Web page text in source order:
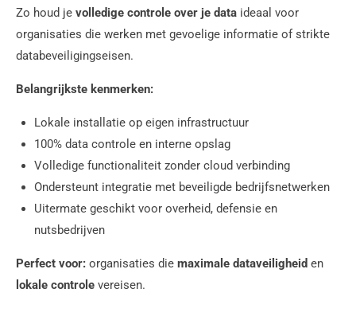
Zo houd je volledige controle over je data ideaal voor
organisaties die werken met gevoelige informatie of strikte
databeveiligingseisen.
Belangrijkste kenmerken:
Lokale installatie op eigen infrastructuur
100% data controle en interne opslag
Volledige functionaliteit zonder cloud verbinding
Ondersteunt integratie met beveiligde bedrijfsnetwerken
Uitermate geschikt voor overheid, defensie en
nutsbedrijven
Perfect voor: organisaties die maximale dataveiligheid en
lokale controle vereisen.